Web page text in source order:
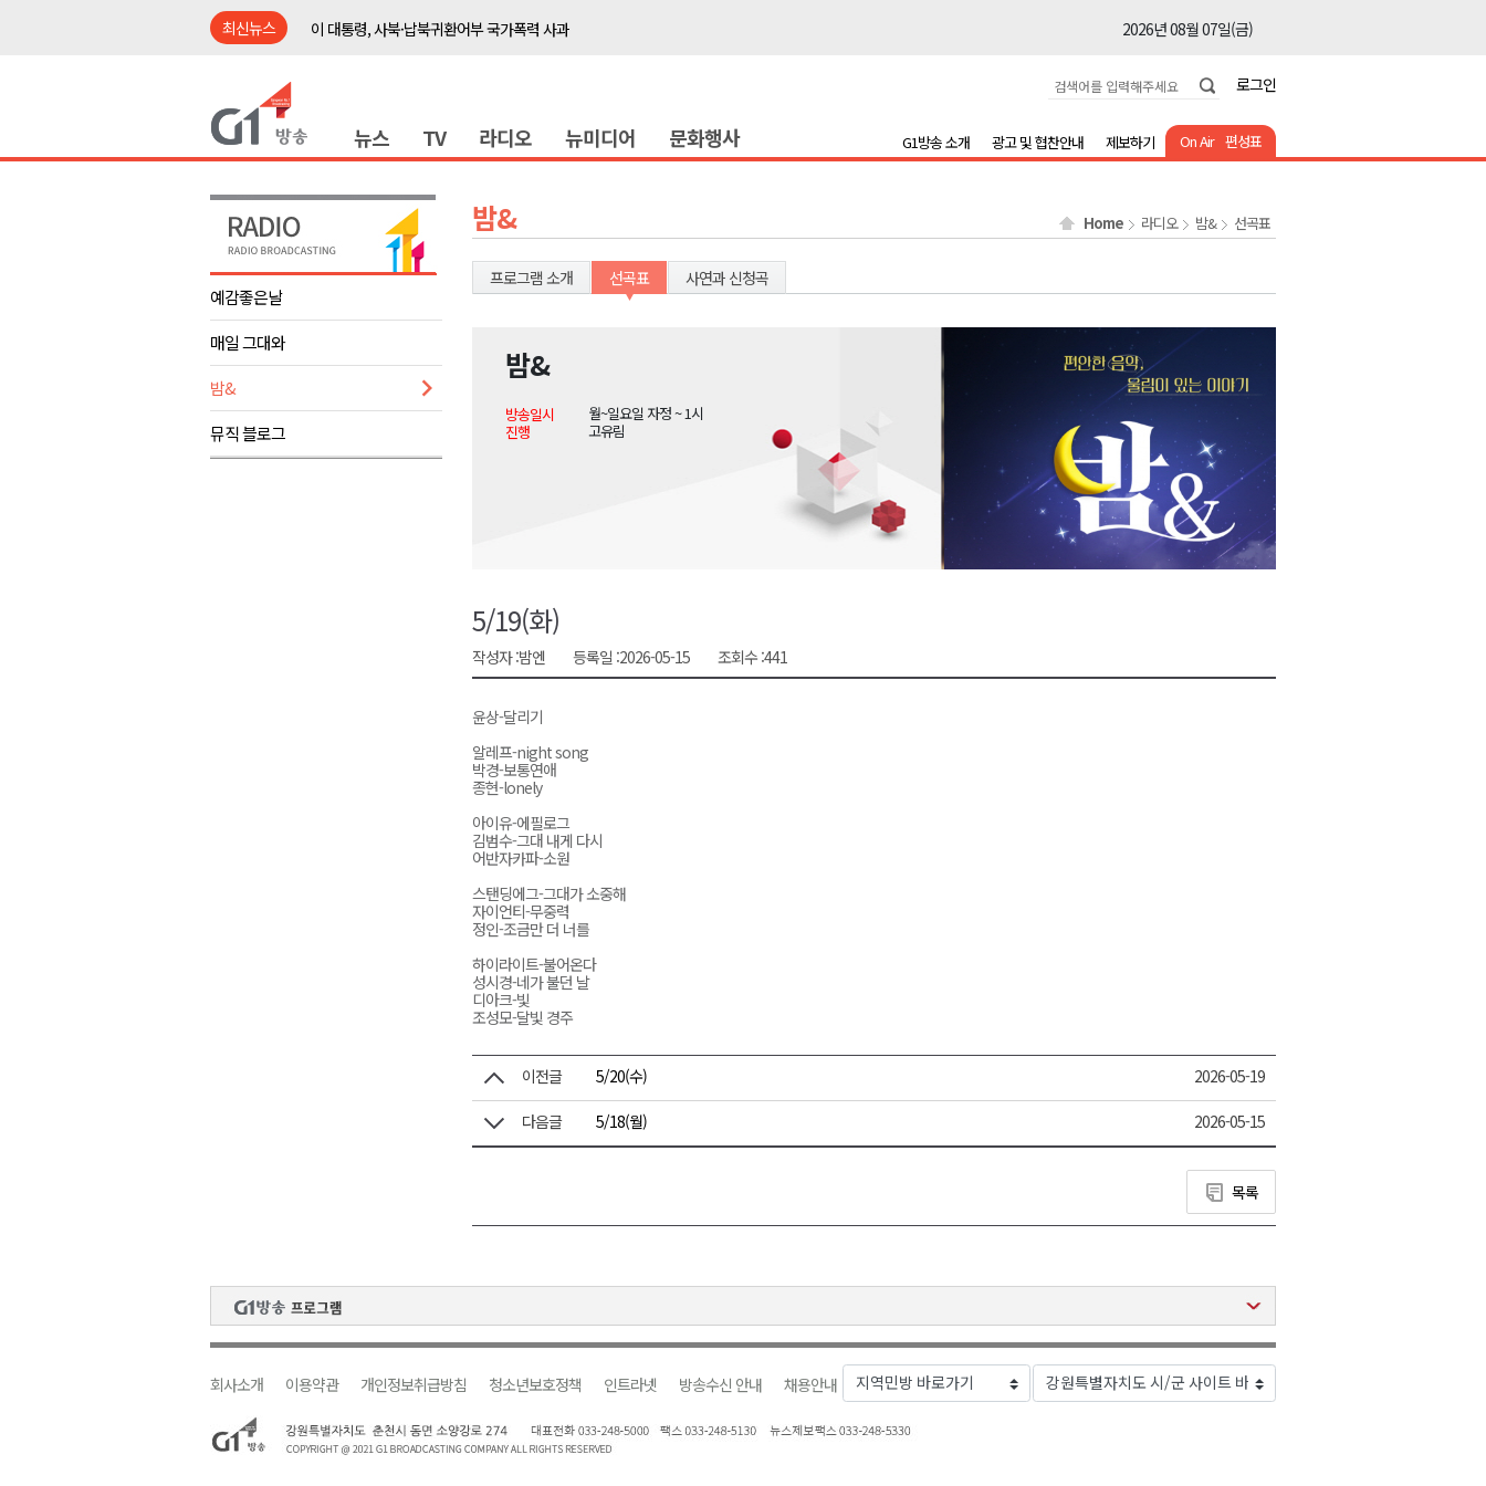
최신뉴스
이 대통령, 사북·납북귀환어부 국가폭력 사과
2026년 08월 07일(금)
2026년 08월 07일(금)
이광재 국회 예결위원장, 강릉시 초청 특별 강연
2026년 08월 07일(금)
육동한 시장, 국제스케이트장 춘천 유치 건의
영월군, 국·도비 확보 보고회 개최
2026년 08월 07일(금)
삼척 공공산후조리원 이전 시급
도-시군 첫 간담회..우상호 "하나된 공동체"
2026년 08월 07일(금)
이 대통령, 사북·납북귀환어부 국가폭력 사과
2026년 08월 07일(금)
여름축제 더위와 전쟁..물놀이 접목
2026년 08월 07일(금)
강원도, 최휘영 문체부장관과 정책간담회
2026년 08월 07일(금)
2026년 08월 07일(금)
2026년 08월 07일(금)
2026년 08월 07일(금)
삼척 공공산후조리원 이전 시급
강원자치도교육청 교감급 이상 387명 인사
로그인
뉴스 TV 라디오 뉴미디어 문화행사 On Air 편성표
G1방송 소개 광고 및 협찬안내 제보하기
예감좋은날
매일 그대와
밤&
뮤직 블로그
밤& Home 라디오 밤& 선곡표
프로그램 소개 선곡표 사연과 신청곡
밤&
방송일시
월~일요일 자정 ~ 1시
진행
고유림
5/19(화)
작성자 :밤엔 등록일 :2026-05-15 조회수 :441
윤상-달리기
알레프-night song
박경-보통연애
종현-lonely
아이유-에필로그
김범수-그대 내게 다시
어반자카파-소원
스탠딩에그-그대가 소중해
자이언티-무중력
정인-조금만 더 너를
하이라이트-불어온다
성시경-네가 불던 날
디아크-빛
조성모-달빛 경주
이전글 5/20(수) 2026-05-19
다음글 5/18(월) 2026-05-15
목록
회사소개 이용약관 개인정보취급방침 청소년보호정책 인트라넷 방송수신 안내 채용안내